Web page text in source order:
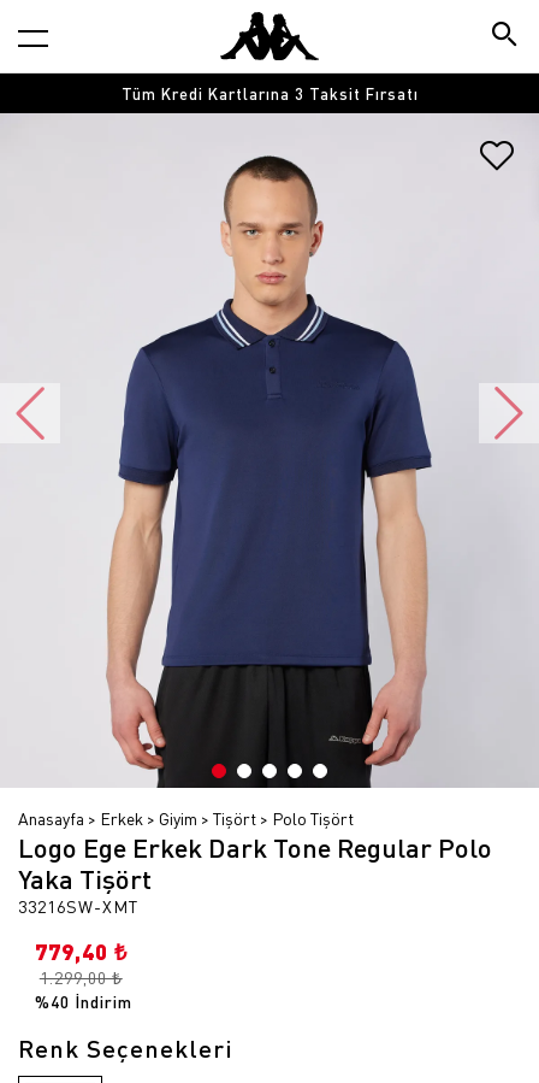
Tüm Kredi Kartlarına 3 Taksit Fırsatı
Anasayfa Erkek Giyim Tişört Polo Tişört
Logo Ege Erkek Dark Tone Regular Polo
Yaka Tişört
33216SW-XMT
779,40 ₺
1.299,00 ₺
%40 İndirim
Renk Seçenekleri